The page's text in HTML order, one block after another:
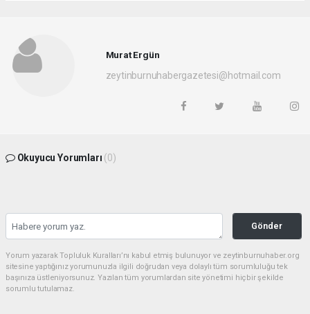
Murat Ergün
zeytinburnuhabergazetesi@hotmail.com
Okuyucu Yorumları (0)
Gönder
Yorum yazarak Topluluk Kuralları’nı kabul etmiş bulunuyor ve zeytinburnuhaber.org
sitesine yaptığınız yorumunuzla ilgili doğrudan veya dolaylı tüm sorumluluğu tek
başınıza üstleniyorsunuz. Yazılan tüm yorumlardan site yönetimi hiçbir şekilde
sorumlu tutulamaz.